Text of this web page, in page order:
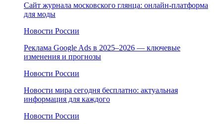
Сайт журнала московского глянца: онлайн‑платформа
для моды
Новости России
Реклама Google Ads в 2025–2026 — ключевые
изменения и прогнозы
Новости России
Новости мира сегодня бесплатно: актуальная
информация для каждого
Новости России